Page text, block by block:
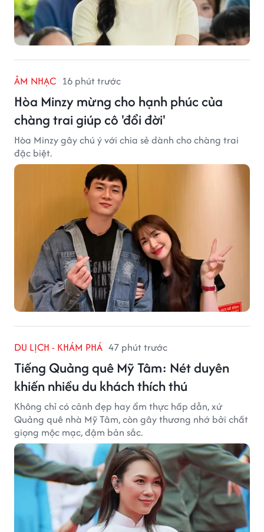
ÂM NHẠC 16 phút trước
Hòa Minzy mừng cho hạnh phúc của
chàng trai giúp cô 'đổi đời'
Hòa Minzy gây chú ý với chia sẻ dành cho chàng trai
đặc biệt.
DU LỊCH - KHÁM PHÁ 47 phút trước
Tiếng Quảng quê Mỹ Tâm: Nét duyên
khiến nhiều du khách thích thú
Không chỉ có cảnh đẹp hay ẩm thực hấp dẫn, xứ
Quảng quê nhà Mỹ Tâm, còn gây thương nhớ bởi chất
giọng mộc mạc, đậm bản sắc.